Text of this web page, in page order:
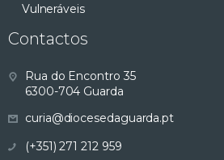
Vulneráveis
Contactos
Rua do Encontro 35
6300-704 Guarda
curia@diocesedaguarda.pt
(+351) 271 212 959